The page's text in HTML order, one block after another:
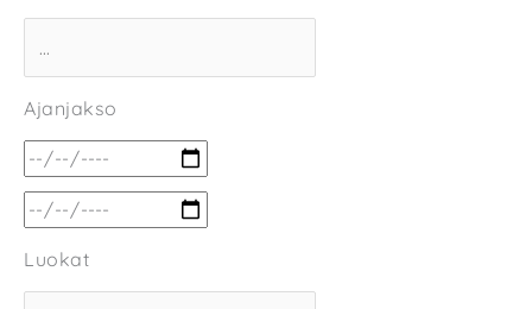
Ajanjakso
Luokat